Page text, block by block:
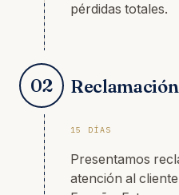
pérdidas totales.
02
15 DÍAS
Presentamos
atención al